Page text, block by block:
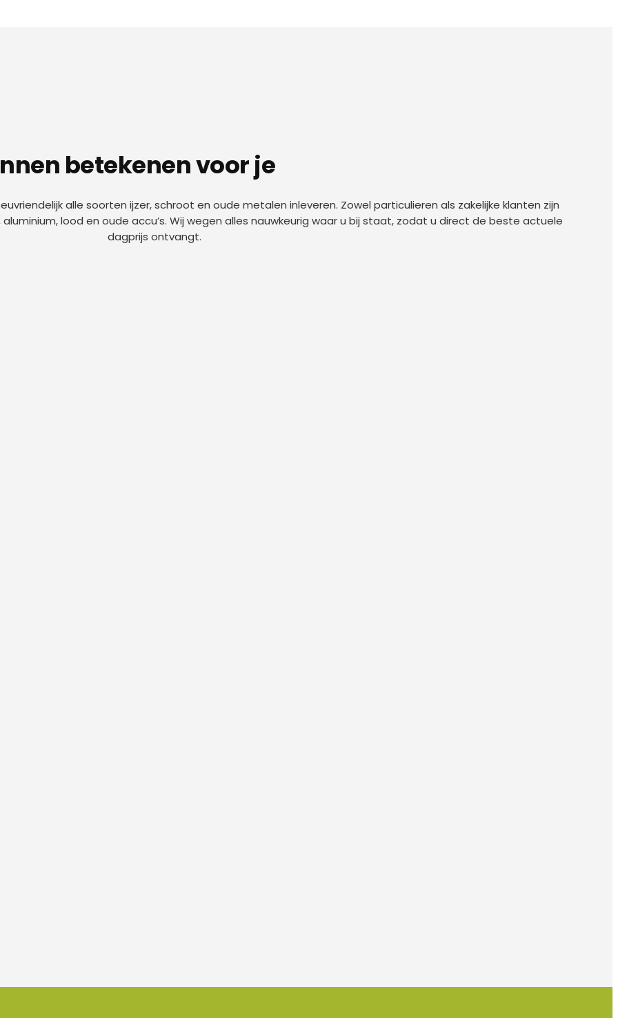
betekenen voor je
alle soorten ijzer, schroot en oude metalen inleveren. Zowel particulieren als zakelijke klanten zijn
lood en oude accu’s. Wij wegen alles nauwkeurig waar u bij staat, zodat u direct de beste actuele
dagprijs ontvangt.